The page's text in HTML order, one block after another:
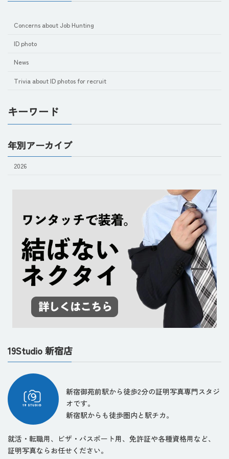
Concerns about Job Hunting
ID photo
News
Trivia about ID photos for recruit
キーワード
年別アーカイブ
2026
19Studio 新宿店
新宿御苑前駅から徒歩2分の証明写真専門スタジ
オです。
新宿駅からも徒歩圏内と駅チカ。
就活・転職用、ビザ・パスポート用、免許証や各種資格用など、
証明写真ならお任せください。